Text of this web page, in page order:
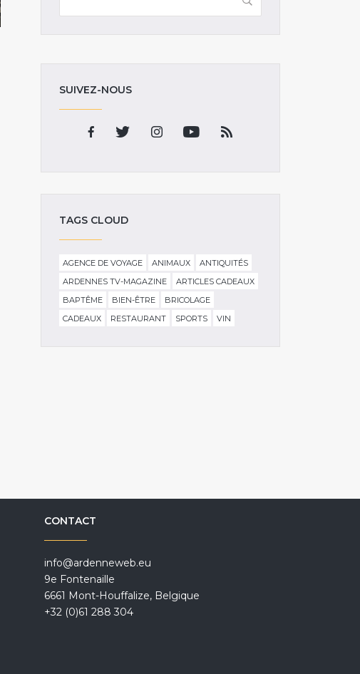
SUIVEZ-NOUS
TAGS CLOUD
AGENCE DE VOYAGE ANIMAUX
ANTIQUITÉS
ARDENNES TV-MAGAZINE
ARTICLES CADEAUX
BAPTÊME
BIEN-ÊTRE
BRICOLAGE
CADEAUX
RESTAURANT SPORTS VIN
CONTACT
info@ardenneweb.eu
9e Fontenaille
6661 Mont-Houffalize, Belgique
+32 (0)61 288 304